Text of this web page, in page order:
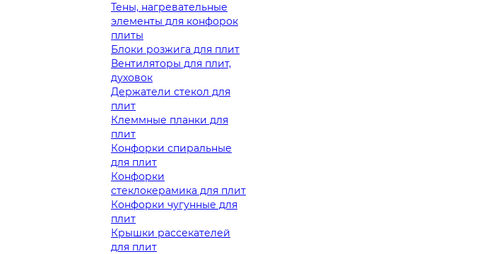
Тены, нагревательные
элементы для конфорок
плиты
Блоки розжига для плит
Вентиляторы для плит,
духовок
Держатели стекол для
плит
Клеммные планки для
плит
Конфорки спиральные
для плит
Конфорки
стеклокерамика для плит
Конфорки чугунные для
плит
Крышки рассекателей
для плит